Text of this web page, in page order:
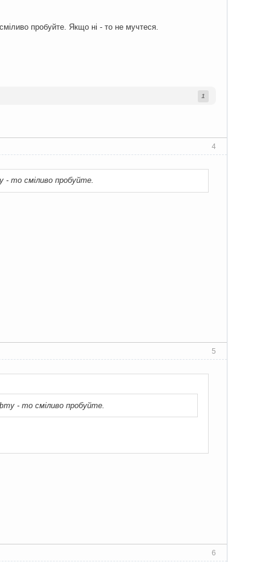
пробуйте. Якщо ні - то не мучтеся.
1
4
- то сміливо пробуйте.
5
- то сміливо пробуйте.
6